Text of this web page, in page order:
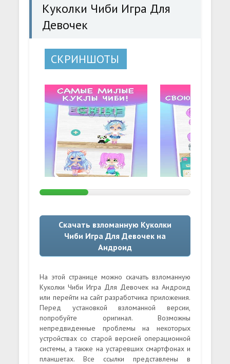
Куколки Чиби Игра Для
Девочек
СКРИНШОТЫ
Скачать взломанную Куколки
Чиби Игра Для Девочек на
Андроид
На этой странице можно скачать взломанную
Куколки Чиби Игра Для Девочек на Андроид
или перейти на сайт разработчика приложения.
Перед установкой взломанной версии,
попробуйте оригинал. Возможны
непредвиденные проблемы на некоторых
устройствах со старой версией операционной
системы, а также на устаревших смартфонах и
планшетах. Все ссылки представлены в